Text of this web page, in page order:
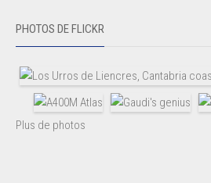
PHOTOS DE FLICKR
Plus de photos